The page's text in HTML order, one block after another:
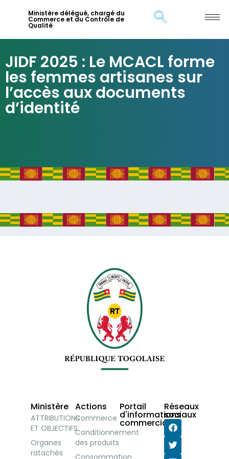
Ministère délégué, chargé du
Commerce et du Contrôle de
Qualité
JIDF 2025 : Le MCACL forme
les femmes artisanes sur
l’accès aux documents
d’identité
Ministère
ATTRIBUTIONS
ET OBJECTIFS
Organes
ratachés
Actions
Commerce
Conditionnement
des produits
Consommation
Portail
d'informations
commerciales
Réseaux
sociaux